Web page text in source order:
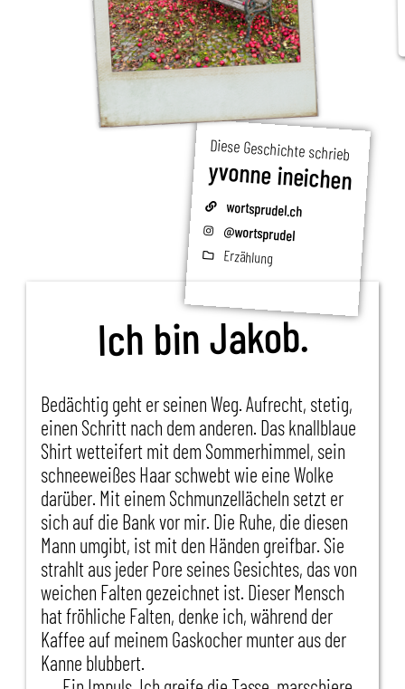
Diese Geschichte schrieb
yvonne ineichen
wortsprudel.ch
@wortsprudel
Erzählung
Ich bin Jakob.
Bedächtig geht er seinen Weg. Aufrecht, stetig,
einen Schritt nach dem anderen. Das knallblaue
Shirt wetteifert mit dem Sommerhimmel, sein
schneeweißes Haar schwebt wie eine Wolke
darüber. Mit einem Schmunzellächeln setzt er
sich auf die Bank vor mir. Die Ruhe, die diesen
Mann umgibt, ist mit den Händen greifbar. Sie
strahlt aus jeder Pore seines Gesichtes, das von
weichen Falten gezeichnet ist. Dieser Mensch
hat fröhliche Falten, denke ich, während der
Kaffee auf meinem Gaskocher munter aus der
Kanne blubbert.